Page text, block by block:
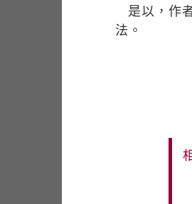
是以，作
法。